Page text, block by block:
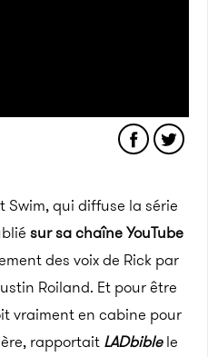
Swim, qui diffuse la série
sur sa chaîne YouTube
des voix de Rick par
Roiland. Et pour être
vraiment en cabine pour
rapportait LADbiblele